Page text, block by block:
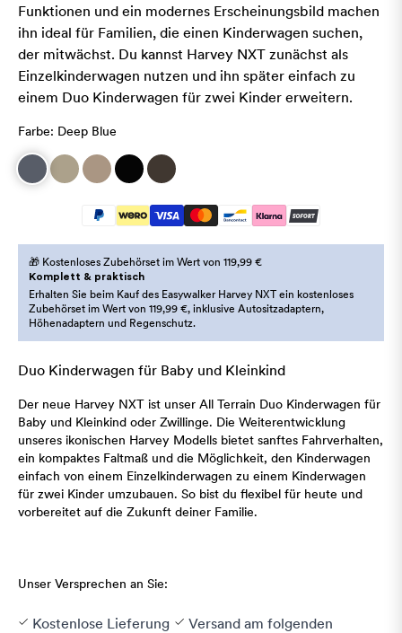
Funktionen und ein modernes Erscheinungsbild machen
ihn ideal für Familien, die einen Kinderwagen suchen,
der mitwächst. Du kannst Harvey NXT zunächst als
Einzelkinderwagen nutzen und ihn später einfach zu
einem Duo Kinderwagen für zwei Kinder erweitern.
Farbe: Deep Blue
🎁 Kostenloses Zubehörset im Wert von 119,99 €
Komplett & praktisch
Erhalten Sie beim Kauf des Easywalker Harvey NXT ein kostenloses
Zubehörset im Wert von 119,99 €, inklusive Autositzadaptern,
Höhenadaptern und Regenschutz.
Duo Kinderwagen für Baby und Kleinkind
Der neue Harvey NXT ist unser All Terrain Duo Kinderwagen für
Baby und Kleinkind oder Zwillinge. Die Weiterentwicklung
unseres ikonischen Harvey Modells bietet sanftes Fahrverhalten,
ein kompaktes Faltmaß und die Möglichkeit, den Kinderwagen
einfach von einem Einzelkinderwagen zu einem Kinderwagen
für zwei Kinder umzubauen. So bist du flexibel für heute und
vorbereitet auf die Zukunft deiner Familie.
Unser Versprechen an Sie:
Kostenlose Lieferung
Versand am folgenden